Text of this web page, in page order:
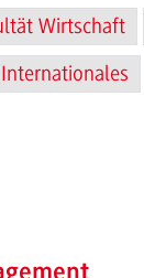
Wirtschaft
Internationales